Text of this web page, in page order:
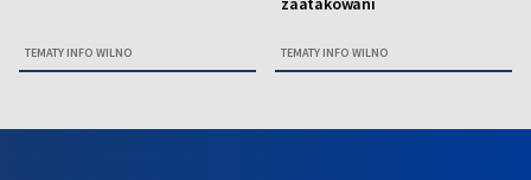
TEMATY INFO WILNO TEMATY INFO WILNO